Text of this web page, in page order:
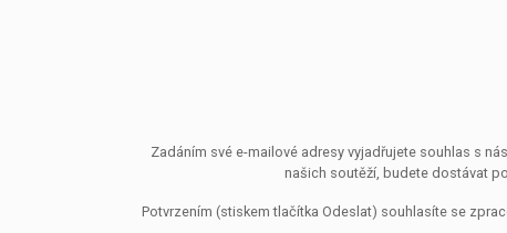
Zadáním své e-mailové adresy vyjadřujete souhlas s
našich soutěží, budete dostávat
Potvrzením (stiskem tlačítka Odeslat) souhlasíte se